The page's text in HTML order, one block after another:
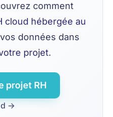
comment
cloud hébergée au
données dans
projet.
projet RH
→